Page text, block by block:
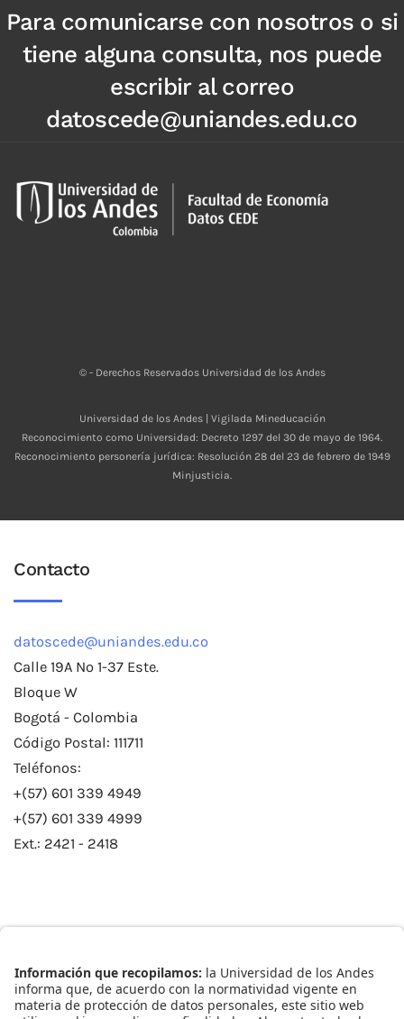
Para comunicarse con nosotros o si
tiene alguna consulta, nos puede
escribir al correo
datoscede@uniandes.edu.co
© - Derechos Reservados Universidad de los Andes
Universidad de los Andes | Vigilada Mineducación
Reconocimiento como Universidad: Decreto 1297 del 30 de mayo de 1964.
Reconocimiento personería jurídica: Resolución 28 del 23 de febrero de 1949
Minjusticia.
Contacto
datoscede@uniandes.edu.co
Calle 19A No 1-37 Este.
Bloque W
Bogotá - Colombia
Código Postal: 111711
Teléfonos:
+(57) 601 339 4949
+(57) 601 339 4999
Ext.: 2421 - 2418
Catálogo de Datos